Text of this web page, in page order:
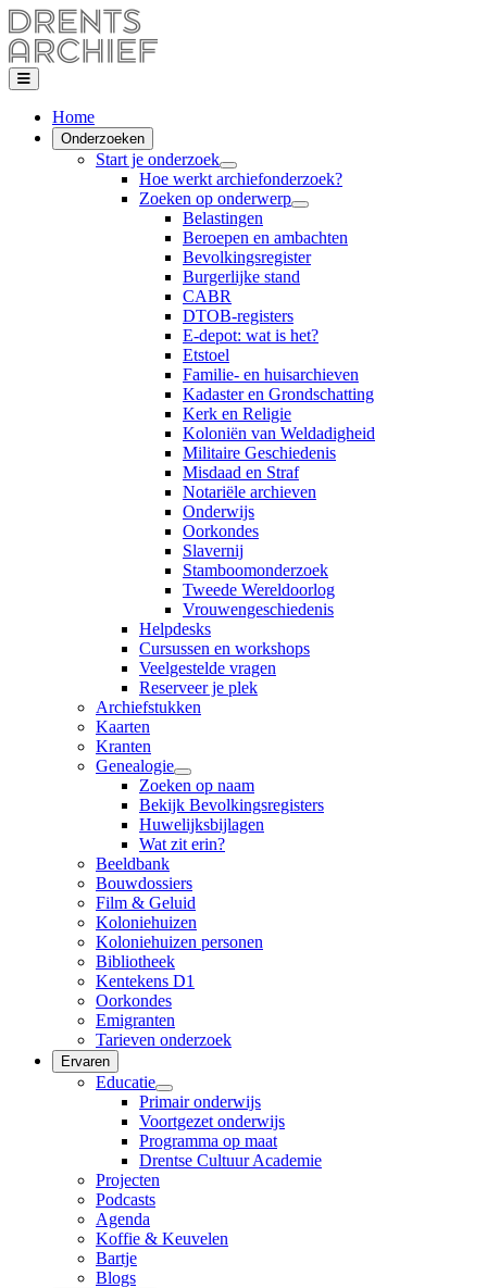
Home
Onderzoeken
Start je onderzoek
Hoe werkt archiefonderzoek?
Zoeken op onderwerp
Belastingen
Beroepen en ambachten
Bevolkingsregister
Burgerlijke stand
CABR
DTOB-registers
E-depot: wat is het?
Etstoel
Familie- en huisarchieven
Kadaster en Grondschatting
Kerk en Religie
Koloniën van Weldadigheid
Militaire Geschiedenis
Misdaad en Straf
Notariële archieven
Onderwijs
Oorkondes
Slavernij
Stamboomonderzoek
Tweede Wereldoorlog
Vrouwengeschiedenis
Helpdesks
Cursussen en workshops
Veelgestelde vragen
Reserveer je plek
Archiefstukken
Kaarten
Kranten
Genealogie
Zoeken op naam
Bekijk Bevolkingsregisters
Huwelijksbijlagen
Wat zit erin?
Beeldbank
Bouwdossiers
Film & Geluid
Koloniehuizen
Koloniehuizen personen
Bibliotheek
Kentekens D1
Oorkondes
Emigranten
Tarieven onderzoek
Ervaren
Educatie
Primair onderwijs
Voortgezet onderwijs
Programma op maat
Drentse Cultuur Academie
Projecten
Podcasts
Agenda
Koffie & Keuvelen
Bartje
Blogs